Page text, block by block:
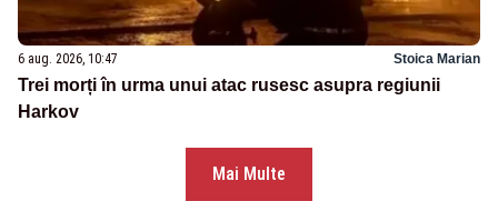
6 aug. 2026, 10:47 Stoica Marian
Trei morți în urma unui atac rusesc asupra regiunii
Harkov
Mai Multe